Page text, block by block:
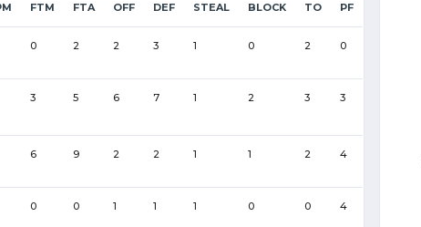
FTM FTA OFF DEF STEAL BLOCK TO PF
0 2 2 3 1 0 2 0
3 5 6 7 1 2 3 3
6 9 2 2 1 1 2 4
0 0 1 1 1 0 0 4